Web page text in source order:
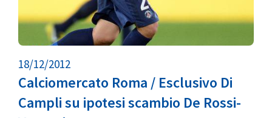
18/12/2012
Calciomercato Roma / Esclusivo Di
Campli su ipotesi scambio De Rossi-